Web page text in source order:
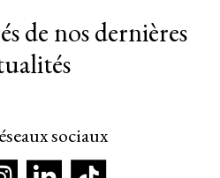
de nos dernières
sociaux